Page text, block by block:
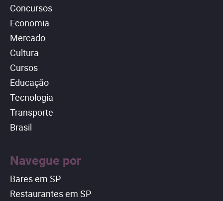
Concursos
Economia
Mercado
Cultura
Cursos
Educação
Tecnologia
Transporte
Brasil
Navegue por
Bares em SP
Restaurantes em SP